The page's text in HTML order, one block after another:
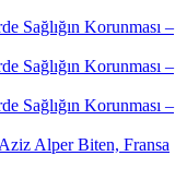
Sağlığın Korunması –
Sağlığın Korunması –
Sağlığın Korunması –
Alper Biten, Fransa